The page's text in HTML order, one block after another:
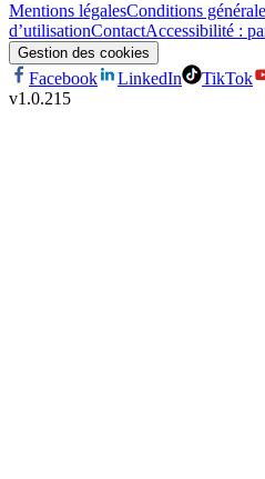
Mentions légalesConditions
d’utilisationContactAccessibilité :
Gestion des cookies
Facebook LinkedIn TikTok
v1.0.215